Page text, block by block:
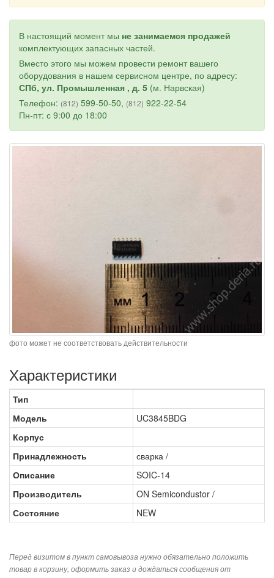
В настоящий момент мы не занимаемся продажей
комплектующих запасных частей.
Вместо этого мы можем провести ремонт вашего
оборудования в нашем сервисном центре, по адресу:
СПб, ул. Промышленная , д. 5 (м. Нарвская)
Телефон: (812) 599-50-50, (812) 922-22-54
Пн-пт: с 9:00 до 18:00
фото может не соответствовать действительности
Характеристики
Тип
Модель
UC3845BDG
Корпус
Принадлежность
сварка /
Описание
SOIC-14
Производитель
ON Semicondustor /
Состояние
NEW
Перед визитом в пункт самовывоза нужно обязательно положить
товар в корзину, оформить заказ и дождаться сообщения от